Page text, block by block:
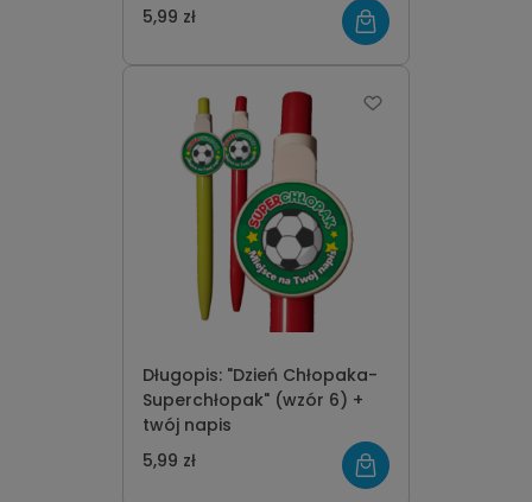
5,99 zł
Długopis: "Dzień Chłopaka-
Superchłopak" (wzór 6) +
twój napis
5,99 zł